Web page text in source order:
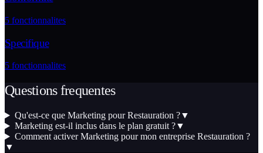
5 fonctionnalites
Specifique
5 fonctionnalites
Questions frequentes
Qu'est-ce que Marketing pour Restauration ?▼
Marketing est-il inclus dans le plan gratuit ?▼
Comment activer Marketing pour mon entreprise Restauration ?
▼